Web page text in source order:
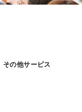
その他サービス